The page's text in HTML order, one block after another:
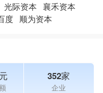
光际资本
襄禾资本
度 顺为资本
352家
企业